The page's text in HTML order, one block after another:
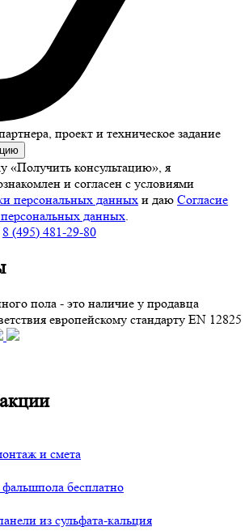
проект и техническое задание
«Получить консультацию», я
и согласен с условиями
персональных данных и даю Согласие
данных.
8 (495) 481-29-80
пола - это наличие у продавца
европейскому стандарту EN 12825
и смета
бесплатно
из сульфата-кальция